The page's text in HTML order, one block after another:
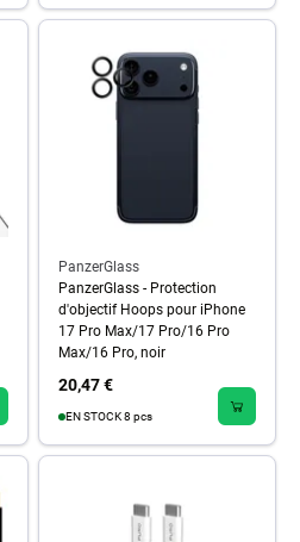
PanzerGlass
PanzerGlass - Protection
d'objectif Hoops pour iPhone
17 Pro Max/17 Pro/16 Pro
Max/16 Pro, noir
20,47 €
EN STOCK 8 pcs